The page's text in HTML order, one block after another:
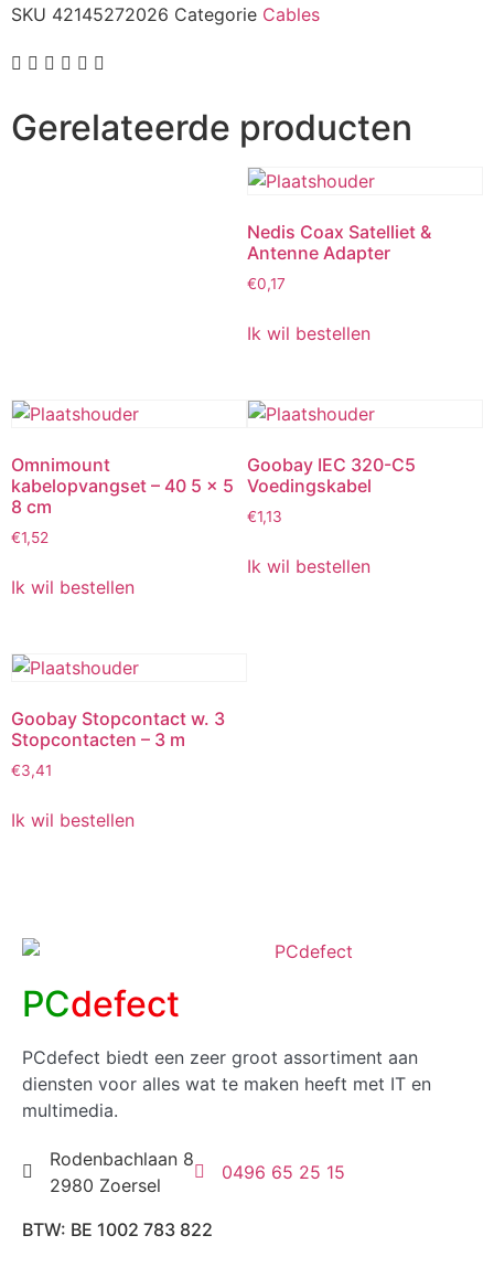
SKU 42145272026 Categorie Cables
Gerelateerde producten
Nedis Coax Satelliet &
Antenne Adapter
€0,17
Ik wil bestellen
Omnimount
kabelopvangset – 40 5 x 5
8 cm
€1,52
Ik wil bestellen
Goobay IEC 320-C5
Voedingskabel
€1,13
Ik wil bestellen
Goobay Stopcontact w. 3
Stopcontacten – 3 m
€3,41
Ik wil bestellen
PCdefect
PCdefect biedt een zeer groot assortiment aan
diensten voor alles wat te maken heeft met IT en
multimedia.
Rodenbachlaan 8
2980 Zoersel
0496 65 25 15
BTW: BE 1002 783 822